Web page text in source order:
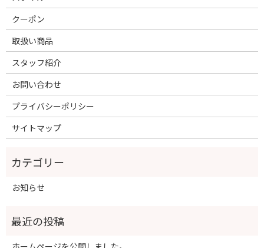
クーポン
取扱い商品
スタッフ紹介
お問い合わせ
プライバシーポリシー
サイトマップ
お知らせ